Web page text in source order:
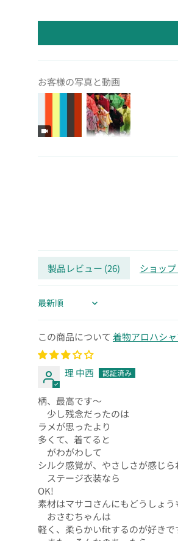
お客様の写真と動画
製品レビュー (26) ショッ
Sort by
着物アロハシ
理 中西
柄、最高です〜
少し残念だったのは
ラメが思ったより
多くて、着てると
がわがわして
シルク感覚が、やさしさが感じら
ステージ衣装なら
OK!
素材はマサコさんにもどうしょう
おさむちゃんは
軽く、柔らかいfitするのが好きで